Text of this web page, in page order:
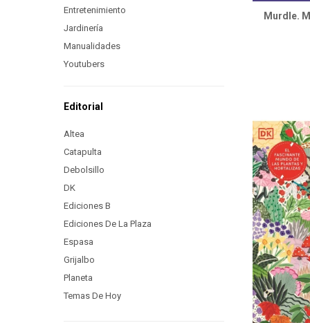
Murdle.
Entretenimiento
Jardinería
Manualidades
Youtubers
Editorial
Altea
Catapulta
Debolsillo
DK
Ediciones B
Ediciones De La Plaza
Espasa
Grijalbo
Planeta
Temas De Hoy